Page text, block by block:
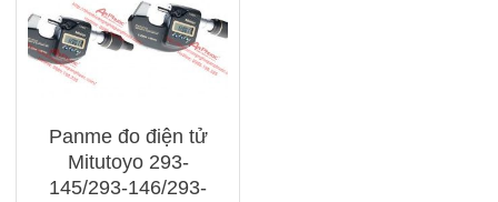
Panme đo điện tử
Mitutoyo 293-
145/293-146/293-